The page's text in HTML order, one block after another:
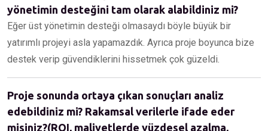
yönetimin desteğini tam olarak alabildiniz mi?
Eğer üst yönetimin desteği olmasaydı böyle büyük bir
yatırımlı projeyi asla yapamazdık. Ayrıca proje boyunca bize
destek verip güvendiklerini hissetmek çok güzeldi.
Proje sonunda ortaya çıkan sonuçları analiz
edebildiniz mi? Rakamsal verilerle ifade eder
misiniz?(ROI, maliyetlerde yüzdesel azalma,